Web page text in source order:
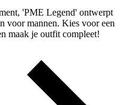
'PME Legend' ontwerpt
voor mannen. Kies voor een
maak je outfit compleet!